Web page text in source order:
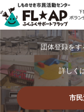
団体登録をす
詳しく
市